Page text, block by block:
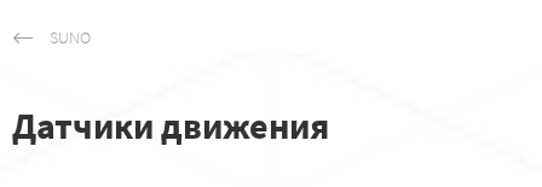
SUNO
Датчики движения